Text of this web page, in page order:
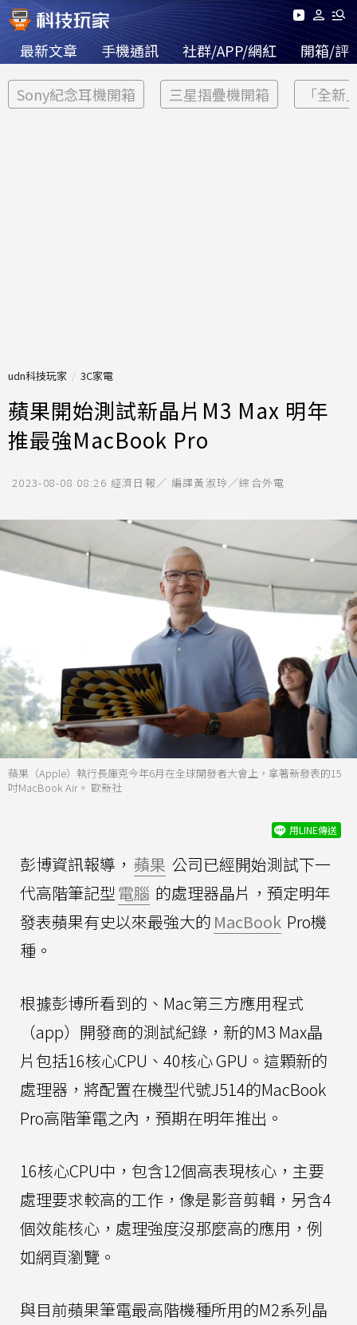
最新文章 手機通訊 社群/APP/網紅 開箱/評
Sony紀念耳機開箱 三星摺疊機開箱 「全新
udn科技玩家 3C家電
蘋果開始測試新晶片M3 Max 明年
推最強MacBook Pro
2023-08-08 08:26 經濟日報／ 編譯黃淑玲／綜合外電
蘋果（Apple）執行長庫克今年6月在全球開發者大會上，拿著新發表的15
吋MacBook Air。 歐新社
用LINE傳送
彭博資訊報導， 蘋果 公司已經開始測試下一
代高階筆記型 電腦 的處理器晶片，預定明年
發表蘋果有史以來最強大的 MacBook Pro機
種。
根據彭博所看到的、Mac第三方應用程式
（app）開發商的測試紀錄，新的M3 Max晶
片包括16核心CPU、40核心 GPU。這顆新的
處理器，將配置在機型代號J514的MacBook
Pro高階筆電之內，預期在明年推出。
16核心CPU中，包含12個高表現核心，主要
處理要求較高的工作，像是影音剪輯，另含4
個效能核心，處理強度沒那麼高的應用，例
如網頁瀏覽。
與目前蘋果筆電最高階機種所用的M2系列晶